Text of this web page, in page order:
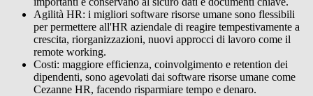
Agilità HR: i migliori software risorse umane sono flessibili
per permettere all'HR aziendale di reagire tempestivamente a
crescita, riorganizzazioni, nuovi approcci di lavoro come il
remote working.
Costi: maggiore efficienza, coinvolgimento e retention dei
dipendenti, sono agevolati dai software risorse umane come
Cezanne HR, facendo risparmiare tempo e denaro.